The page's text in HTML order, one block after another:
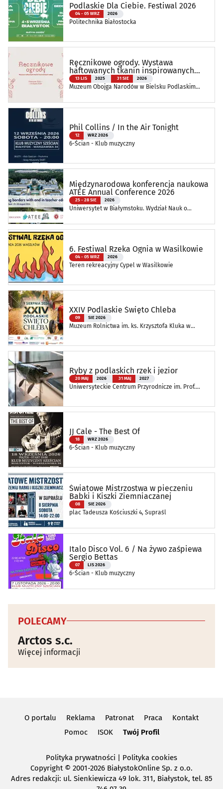
Podlaskie Dla Ciebie. Festiwal 2026
04 - 05 WRZ 2026
Politechnika Białostocka
Ręcznikowe ogrody. Wystawa
haftowanych tkanin inspirowanych
naturą
13 LIS 2025 31 SIE 2026
Muzeum Obojga Narodów w Bielsku Podlaskim
Phil Collins / In the Air Tonight
12 WRZ 2026
6-Ścian - Klub muzyczny
Międzynarodowa konferencja naukowa
ATEE Annual Conference 2026
25 - 28 SIE 2026
Uniwersytet w Białymstoku. Wydział Nauk o
6. Festiwal Rzeka Ognia w Wasilkowie
04 - 05 WRZ 2026
Teren rekreacyjny Cypel w Wasilkowie
XXIV Podlaskie Święto Chleba
09 SIE 2026
Muzeum Rolnictwa im. ks. Krzysztofa Kluka w
Ryby z podlaskich rzek i jezior
20 MAJ 2026 31 MAJ 2027
Uniwersyteckie Centrum Przyrodnicze im. Prof.
JJ Cale - The Best Of
18 WRZ 2026
6-Ścian - Klub muzyczny
Światowe Mistrzostwa w pieczeniu
Babki i Kiszki Ziemniaczanej
08 SIE 2026
plac Tadeusza Kościuszki 4, Supraśl
Italo Disco Vol. 6 / Na żywo zaśpiewa
Sergio Bettas
07 LIS 2026
6-Ścian - Klub muzyczny
POLECAMY
Arctos s.c.
Więcej informacji
O portalu Reklama Patronat Praca
Kontakt
Pomoc
ISOK Twój Profil
Polityka prywatności | Polityka cookies
Copyright© 2001-2026 BiałystokOnline Sp. z o.o.
Adres redakcji: ul. Sienkiewicza 49 lok. 311, Białystok, tel. 85